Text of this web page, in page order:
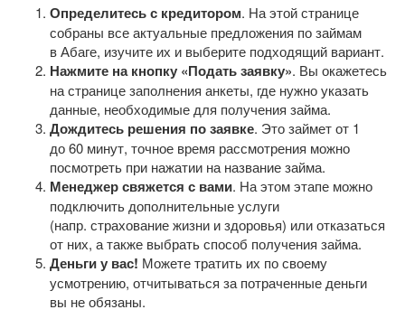
Определитесь с кредитором. На этой странице
собраны все актуальные предложения по займам
в Абаге, изучите их и выберите подходящий вариант.
Нажмите на кнопку «Подать заявку». Вы окажетесь
на странице заполнения анкеты, где нужно указать
данные, необходимые для получения займа.
Дождитесь решения по заявке. Это займет от 1
до 60 минут, точное время рассмотрения можно
посмотреть при нажатии на название займа.
Менеджер свяжется с вами. На этом этапе можно
подключить дополнительные услуги
(напр. страхование жизни и здоровья) или отказаться
от них, а также выбрать способ получения займа.
Деньги у вас! Можете тратить их по своему
усмотрению, отчитываться за потраченные деньги
вы не обязаны.